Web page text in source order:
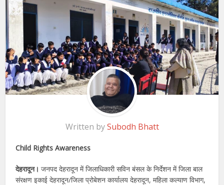
Written bySubodh Bhatt
Child Rights Awareness
देहरादून। जनपद देहरादून में जिलाधिकारी सविन बंसल के निर्देशन में जिला बाल
संरक्षण इकाई देहरादून/जिला प्रोबेशन कार्यालय देहरादून, महिला कल्याण विभाग,